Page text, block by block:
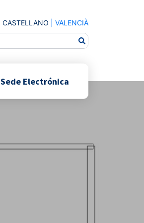
CASTELLANO VALENCIÀ
Sede Electrónica